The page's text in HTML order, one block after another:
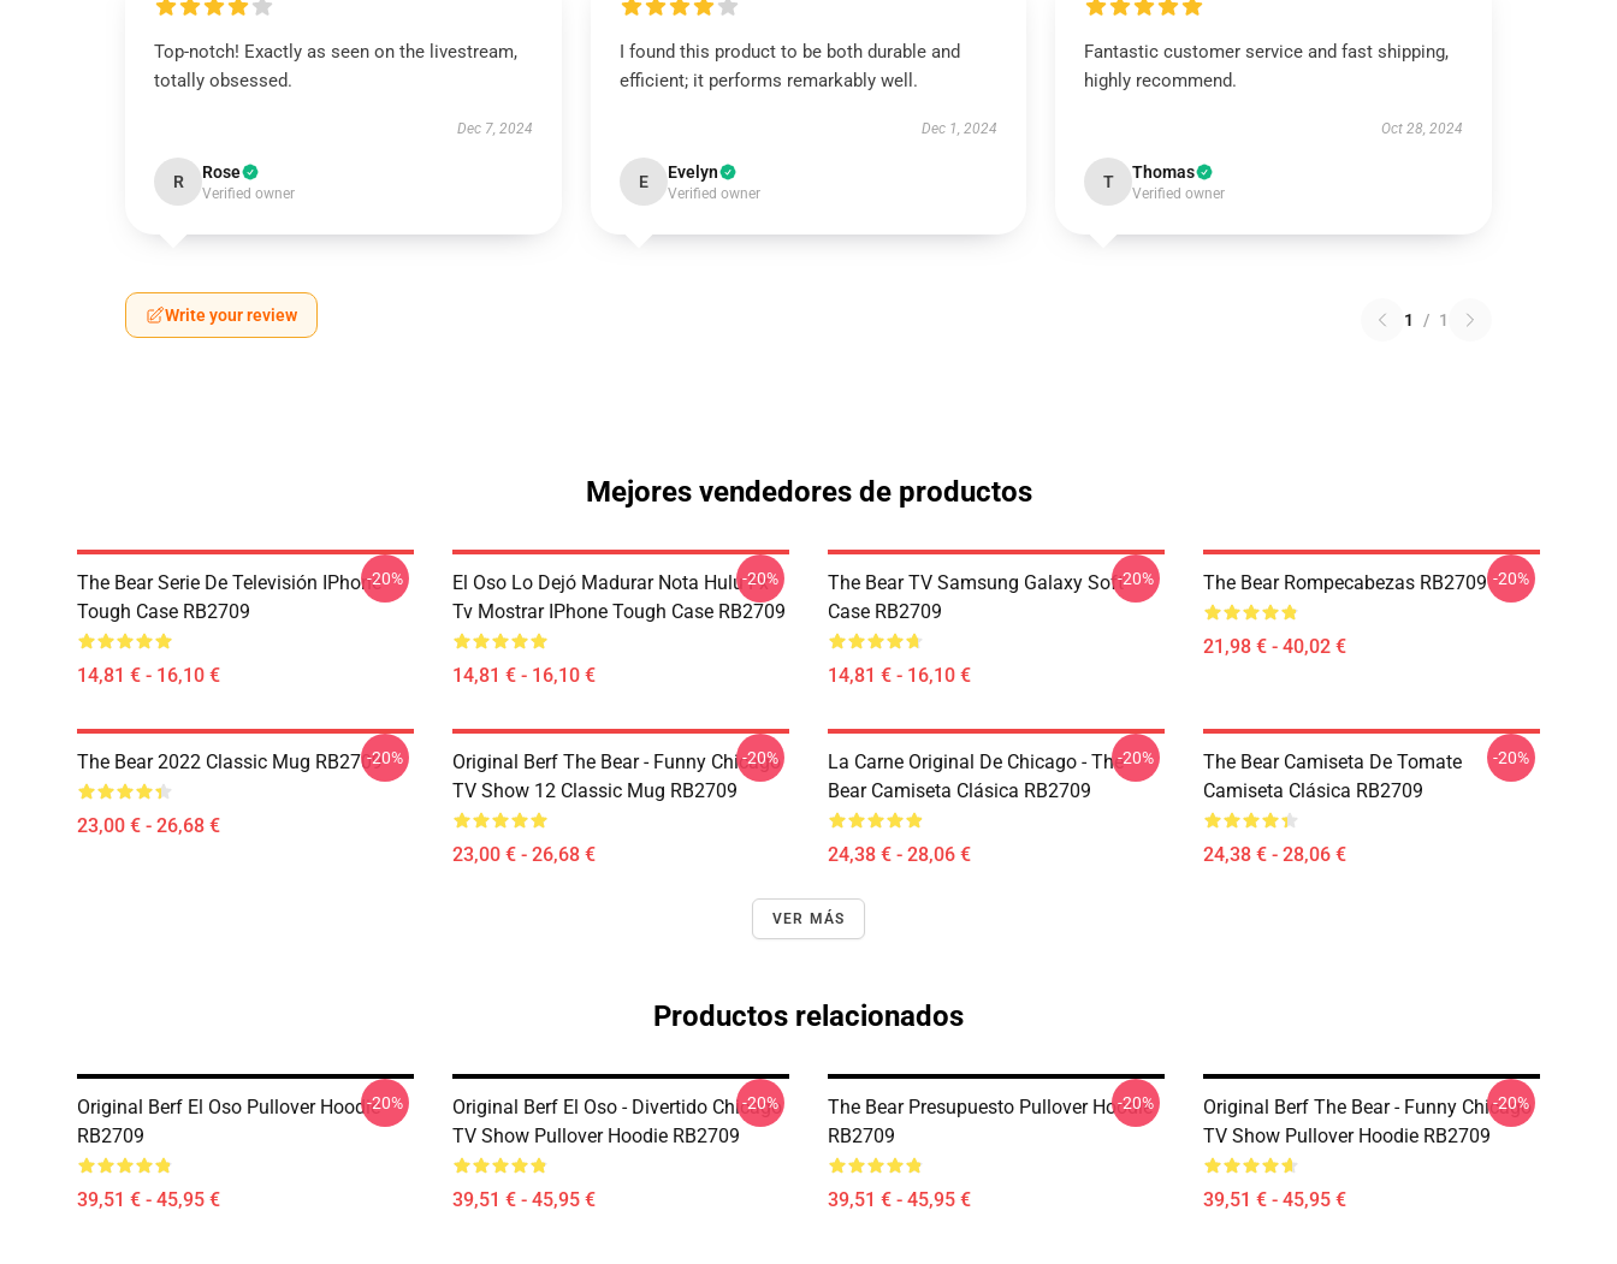
Top-notch! Exactly as seen on the livestream,
totally obsessed.
Dec 7, 2024
R Rose
Verified owner
I found this product to be both durable and
efficient; it performs remarkably well.
Dec 1, 2024
E Evelyn
Verified owner
Fantastic customer service and fast shipping,
highly recommend.
Oct 28, 2024
T Thomas
Verified owner
Write your review 1 / 1
Mejores vendedores de productos
The Bear Serie De Televisión IPhone
Tough Case RB2709
14,81 € - 16,10 €
-20%
El Oso Lo Dejó Madurar Nota Hulu Fx
Tv Mostrar IPhone Tough Case RB2709
14,81 € - 16,10 €
-20%
The Bear TV Samsung Galaxy Soft
Case RB2709
14,81 € - 16,10 €
-20% The Bear Rompecabezas RB2709
21,98 € - 40,02 €
-20%
The Bear 2022 Classic Mug RB2709
23,00 € - 26,68 €
-20%
Original Berf The Bear - Funny Chicago
TV Show 12 Classic Mug RB2709
23,00 € - 26,68 €
-20%
La Carne Original De Chicago - The
Bear Camiseta Clásica RB2709
24,38 € - 28,06 €
-20%
The Bear Camiseta De Tomate
Camiseta Clásica RB2709
24,38 € - 28,06 €
-20%
VER MÁS
Productos relacionados
Original Berf El Oso Pullover Hoodie
RB2709
39,51 € - 45,95 €
-20%
Original Berf El Oso - Divertido Chicago
TV Show Pullover Hoodie RB2709
39,51 € - 45,95 €
-20%
The Bear Presupuesto Pullover Hoodie
RB2709
39,51 € - 45,95 €
-20%
Original Berf The Bear - Funny Chicago
TV Show Pullover Hoodie RB2709
39,51 € - 45,95 €
-20%